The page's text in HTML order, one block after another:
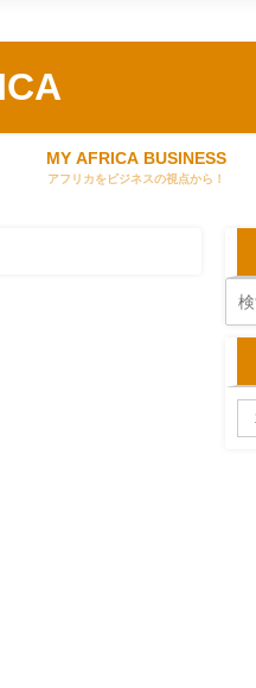
MY AFRICA BUSINESS
アフリカをビジネスの視点から！